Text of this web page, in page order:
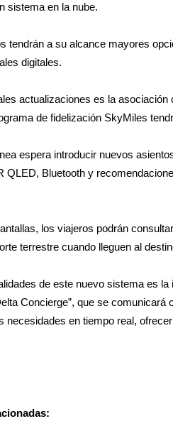
sistema en la nube.
tendrán a su alcance mayores
digitales.
actualizaciones es la
de fidelización SkyMiles
espera introducir nuevos
QLED, Bluetooth y
los viajeros podrán
terrestre cuando lleguen al
de este nuevo sistema es
Concierge”, que se
necesidades en tiempo real,